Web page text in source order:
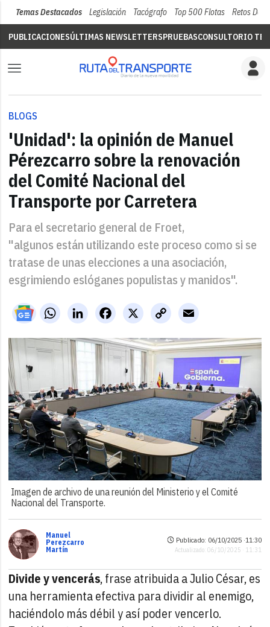
Temas Destacados Legislación Tacógrafo Top 500 Flotas Retos Del
PUBLICACIONESÚLTIMAS NEWSLETTERSPRUEBASCONSULTORIO
BLOGS
'Unidad': la opinión de Manuel
Pérezcarro sobre la renovación
del Comité Nacional del
Transporte por Carretera
Para el secretario general de Froet,
"algunos están utilizando este proceso como si se
tratase de unas elecciones a una asociación,
esgrimiendo eslóganes populistas y manidos".
WhatsAppLinkedIn X
Facebook
Copy
Link
Email
Imagen de archivo de una reunión del Ministerio y el Comité
Nacional del Transporte.
Manuel
Perezcarro
Martín
Publicado: 06/10/2025 ·11:30
Actualizado: 06/10/2025 · 11:31
Divide y vencerás, frase atribuida a Julio César, es
una herramienta efectiva para dividir al enemigo,
haciéndolo más débil y así poder vencerlo.